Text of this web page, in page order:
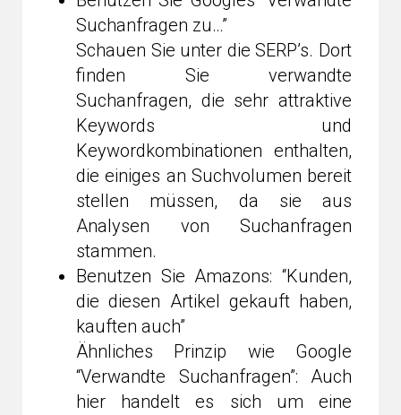
Suchanfragen zu…”
Schauen Sie unter die SERP’s. Dort
finden Sie verwandte
Suchanfragen, die sehr attraktive
Keywords und
Keywordkombinationen enthalten,
die einiges an Suchvolumen bereit
stellen müssen, da sie aus
Analysen von Suchanfragen
stammen.
Benutzen Sie Amazons: “Kunden,
die diesen Artikel gekauft haben,
kauften auch”
Ähnliches Prinzip wie Google
“Verwandte Suchanfragen”: Auch
hier handelt es sich um eine